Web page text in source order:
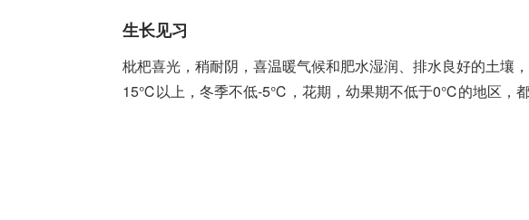
生长见习
枇杷喜光，稍耐阴，喜温暖气候和肥水湿润、排水良好的土壤
15℃以上，冬季不低-5℃，花期，幼果期不低于0℃的地区，都